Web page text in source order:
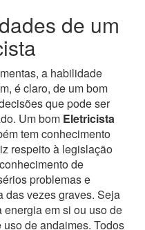
de um
a habilidade
é claro, de um bom
que pode ser
Um bom Eletricista
tem conhecimento
respeito à legislação
de
problemas e
das vezes graves. Seja
em si ou uso de
de andaimes. Todos